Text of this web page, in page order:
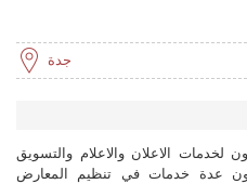
جدة
لخدمات الاعلان والاعلام والتسويق
عدة خدمات في تنظيم المعارض